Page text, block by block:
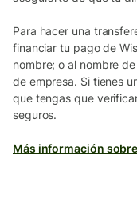
Para hacer una
financiar tu pago de
nombre; o al nombre
de empresa. Si tienes
que tengas que
seguros.
Más información